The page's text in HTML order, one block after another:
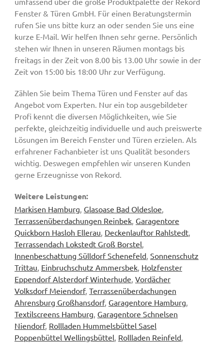
Fenster & Türen GmbH. Für einen Beratungstermin
rufen Sie uns bitte kurz an oder senden Sie uns eine
kurze E-Mail. Wir helfen Ihnen sehr gerne. Persönlich
stehen wir Ihnen in unseren Räumen montags bis
freitags in der Zeit von 8.00 bis 13.00 Uhr sowie in der
Zeit von 15:00 bis 18:00 Uhr zur Verfügung.
Zählen Sie beim Thema Türen und Fenster auf das
Angebot vom Experten. Nur ein top ausgebildeter
Profi kennt die diversen Möglichkeiten, wie Sie
perfekte, gleichzeitig individuelle und auch preiswerte
Lösungen im Bereich Fenster und Türen erzielen. Als
erfahrener Fachanbieter ist uns Qualität besonders
wichtig. Deswegen empfehlen wir unseren Kunden
gerne Erzeugnisse von Rekord.
Weitere Leistungen:
Markisen Hamburg, Glasoase Bad Oldesloe,
Terrassenüberdachungen Reinbek, Garagentore
Quickborn Hasloh Ellerau, Deckenlauftor Rahlstedt,
Terrassendach Lokstedt Groß Borstel,
Innenbeschattung Sülldorf Schenefeld, Sonnenschutz
Trittau, Einbruchschutz Ammersbek, Holzfenster
Eppendorf Alsterdorf Winterhude, Vordächer
Volksdorf Meiendorf, Terrassenüberdachungen
Ahrensburg Großhansdorf, Garagentore Hamburg,
Textilscreens Hamburg, Garagentore Schnelsen
Niendorf, Rollladen Hummelsbüttel Sasel
Poppenbüttel Wellingsbüttel, Rollladen Reinfeld,